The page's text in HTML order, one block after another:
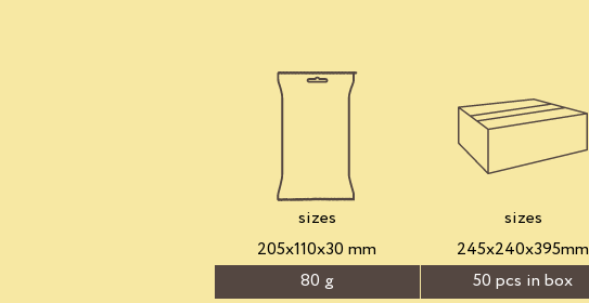
sizes
205x110x30 mm
80 g
sizes
245x240x395mm
50 pcs in box